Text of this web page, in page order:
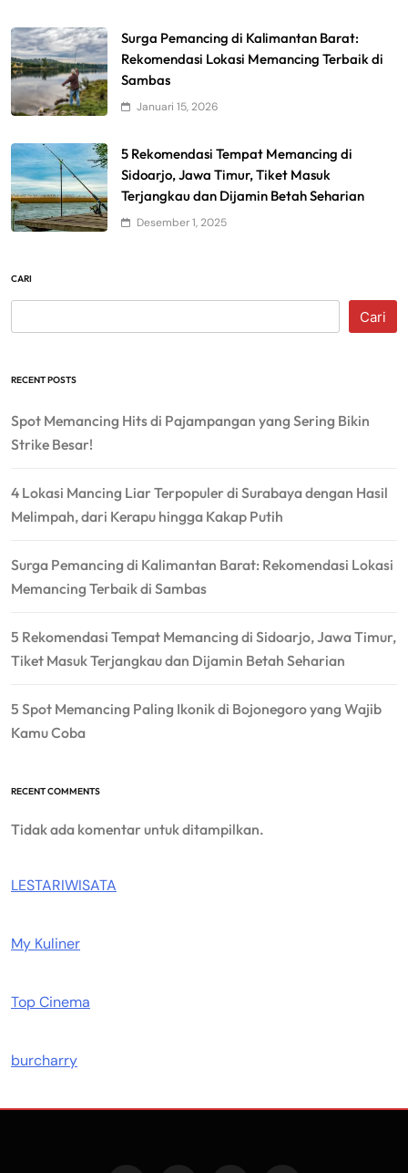
Surga Pemancing di Kalimantan Barat:
Rekomendasi Lokasi Memancing Terbaik di
Sambas
Januari 15, 2026
5 Rekomendasi Tempat Memancing di
Sidoarjo, Jawa Timur, Tiket Masuk
Terjangkau dan Dijamin Betah Seharian
Desember 1, 2025
CARI
Cari
RECENT POSTS
Spot Memancing Hits di Pajampangan yang Sering Bikin
Strike Besar!
4 Lokasi Mancing Liar Terpopuler di Surabaya dengan Hasil
Melimpah, dari Kerapu hingga Kakap Putih
Surga Pemancing di Kalimantan Barat: Rekomendasi Lokasi
Memancing Terbaik di Sambas
5 Rekomendasi Tempat Memancing di Sidoarjo, Jawa Timur,
Tiket Masuk Terjangkau dan Dijamin Betah Seharian
5 Spot Memancing Paling Ikonik di Bojonegoro yang Wajib
Kamu Coba
RECENT COMMENTS
Tidak ada komentar untuk ditampilkan.
LESTARIWISATA
My Kuliner
Top Cinema
burcharry